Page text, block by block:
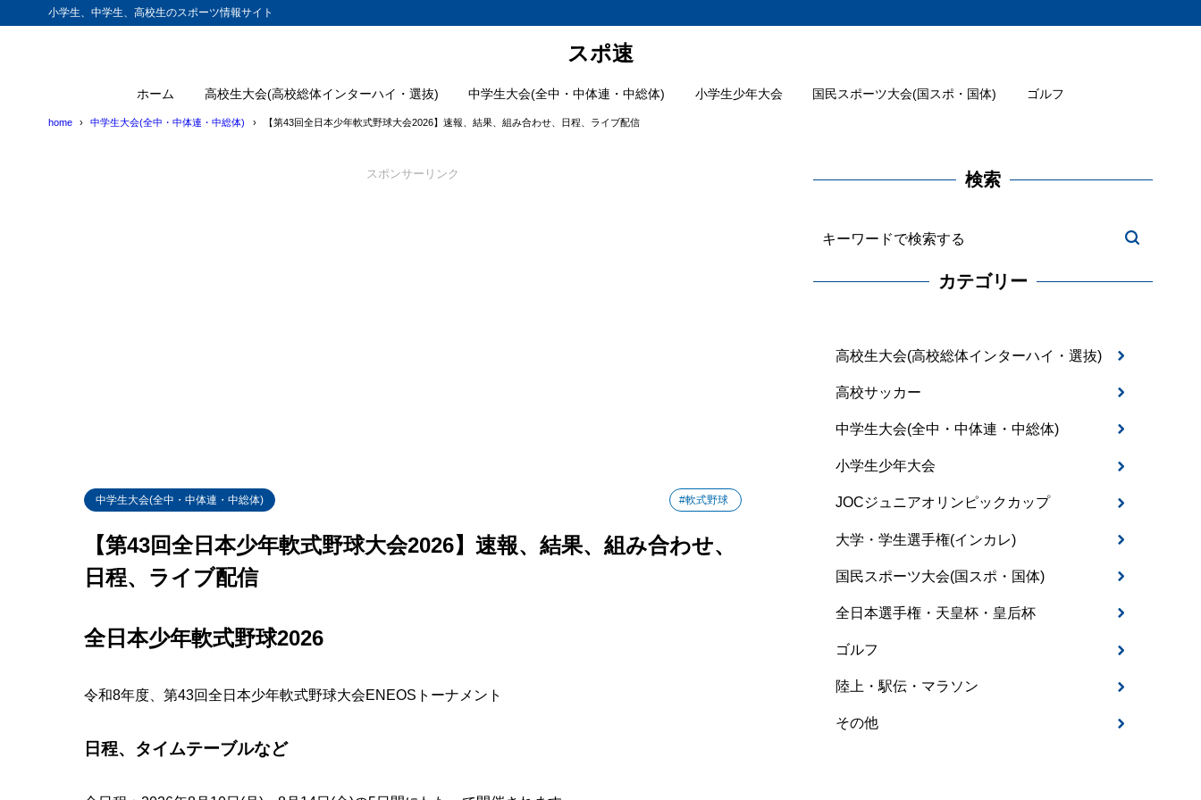
小学生、中学生、高校生のスポーツ情報サイト
スポ速
ホーム 高校生大会(高校総体インターハイ・選抜) 中学生大会(全中・中体連・中総体) 小学生少年大会 国民スポーツ大会(国スポ・国体) ゴルフ
home 中学生大会(全中・中体連・中総体) 【第43回全日本少年軟式野球大会2026】速報、結果、組み合わせ、日程、ライブ配信
スポンサーリンク
中学生大会(全中・中体連・中総体) #軟式野球
【第43回全日本少年軟式野球大会2026】速報、結果、組み合わせ、
日程、ライブ配信
全日本少年軟式野球2026
令和8年度、第43回全日本少年軟式野球大会ENEOSトーナメント
日程、タイムテーブルなど
検索
カテゴリー
高校生大会(高校総体インターハイ・選抜)
高校サッカー
中学生大会(全中・中体連・中総体)
小学生少年大会
JOCジュニアオリンピックカップ
大学・学生選手権(インカレ)
国民スポーツ大会(国スポ・国体)
全日本選手権・天皇杯・皇后杯
ゴルフ
陸上・駅伝・マラソン
その他